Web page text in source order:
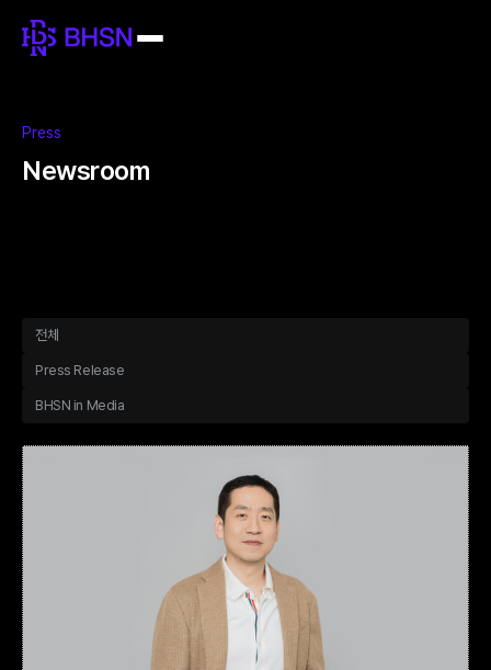
Press
Newsroom
전체
Press Release
BHSN in Media